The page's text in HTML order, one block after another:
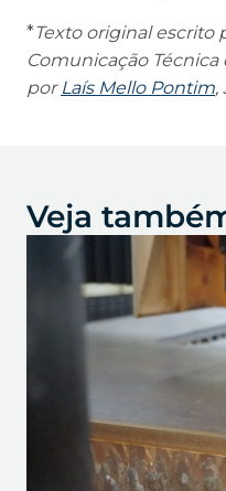
*Texto original escrito
Comunicação
por Laís Mello Pontim,
Veja